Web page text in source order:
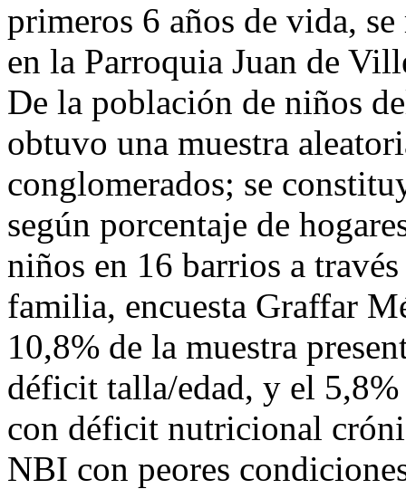
primeros 6 años de vida,
en la Parroquia Juan de
De la población de niños
obtuvo una muestra
conglomerados; se
según porcentaje de
niños en 16 barrios a
familia, encuesta Graffar
10,8% de la muestra
déficit talla/edad, y el
con déficit nutricional
NBI con peores